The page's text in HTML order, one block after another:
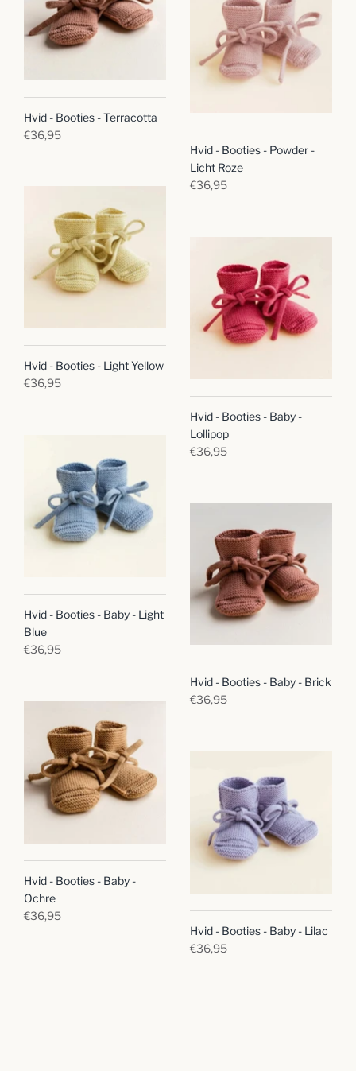
Hvid - Booties - Terracotta
€36,95
Hvid - Booties - Powder -
Licht Roze
€36,95
Hvid - Booties - Light Yellow
€36,95
Hvid - Booties - Baby -
Lollipop
€36,95
Hvid - Booties - Baby - Light
Blue
€36,95
Hvid - Booties - Baby - Brick
€36,95
Hvid - Booties - Baby -
Ochre
€36,95
Hvid - Booties - Baby - Lilac
€36,95